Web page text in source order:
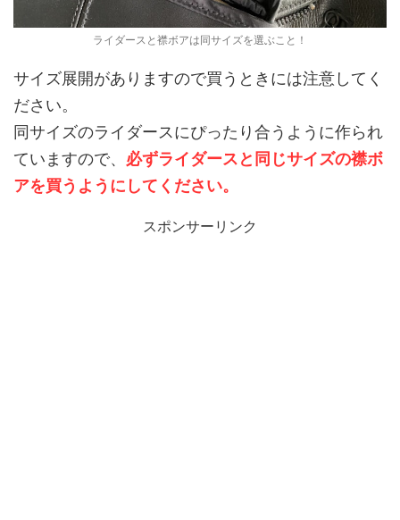
ライダースと襟ボアは同サイズを選ぶこと！
サイズ展開がありますので買うときには注意してく
ださい。
同サイズのライダースにぴったり合うように作られ
ていますので、 必ずライダースと同じサイズの襟ボ
アを買うようにしてください。
スポンサーリンク